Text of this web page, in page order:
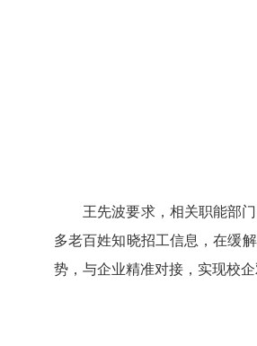
王先波要求，相关职能部
多老百姓知晓招工信息，在缓
势，与企业精准对接，实现校